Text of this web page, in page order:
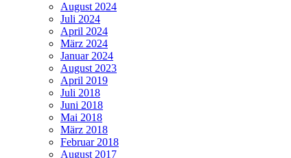
August 2024
Juli 2024
April 2024
März 2024
Januar 2024
August 2023
April 2019
Juli 2018
Juni 2018
Mai 2018
März 2018
Februar 2018
August 2017